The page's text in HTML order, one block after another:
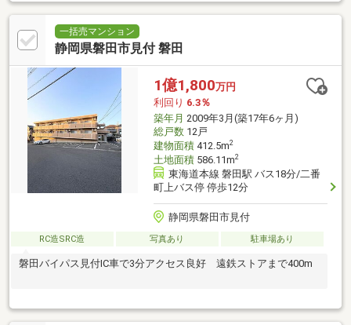
一括売マンション
静岡県磐田市見付 磐田
1億1,800万円
利回り 6.3％
築年月 2009年3月(築17年6ヶ月)
総戸数12戸
建物面積412.5m2
土地面積586.11m2
東海道本線 磐田駅 バス18分/二番
町上バス停 停歩12分
静岡県磐田市見付
RC造SRC造 写真あり 駐車場あり
磐田バイパス見付IC車で3分アクセス良好 遠鉄ストアまで400m